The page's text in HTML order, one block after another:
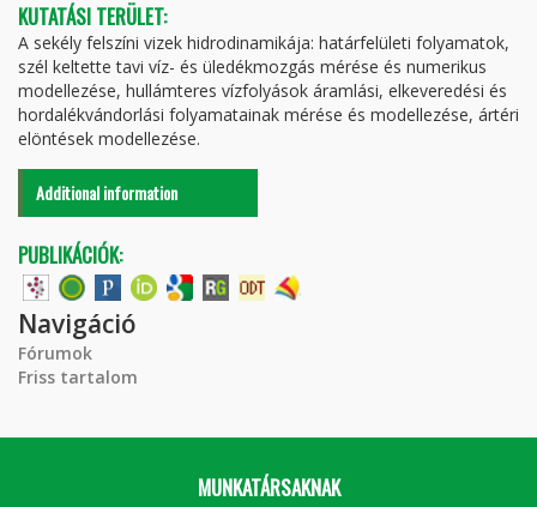
KUTATÁSI TERÜLET:
A sekély felszíni vizek hidrodinamikája: határfelületi folyamatok,
szél keltette tavi víz- és üledékmozgás mérése és numerikus
modellezése, hullámteres vízfolyások áramlási, elkeveredési és
hordalékvándorlási folyamatainak mérése és modellezése, ártéri
elöntések modellezése.
Additional information
PUBLIKÁCIÓK:
Navigáció
Fórumok
Friss tartalom
MUNKATÁRSAKNAK